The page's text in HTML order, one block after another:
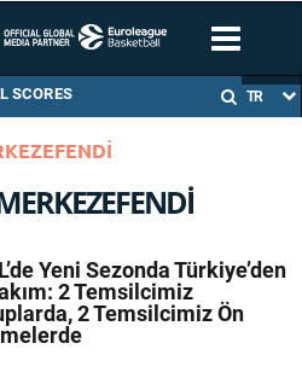
SCORES TR
Yeni Sezonda Türkiye’den
2 Temsilcimiz
2 Temsilcimiz Ön